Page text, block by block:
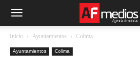
Inicio Ayuntamientos Colima
Ayuntamientos Colima